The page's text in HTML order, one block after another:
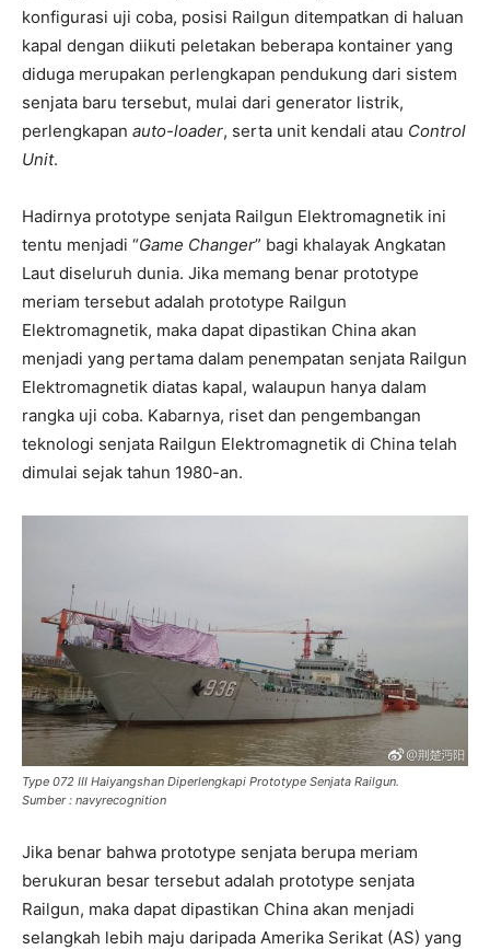
konfigurasi uji coba, posisi Railgun ditempatkan di haluan
kapal dengan diikuti peletakan beberapa kontainer yang
diduga merupakan perlengkapan pendukung dari sistem
senjata baru tersebut, mulai dari generator listrik,
perlengkapan auto-loader, serta unit kendali atau Control
Unit.
Hadirnya prototype senjata Railgun Elektromagnetik ini
tentu menjadi “Game Changer” bagi khalayak Angkatan
Laut diseluruh dunia. Jika memang benar prototype
meriam tersebut adalah prototype Railgun
Elektromagnetik, maka dapat dipastikan China akan
menjadi yang pertama dalam penempatan senjata Railgun
Elektromagnetik diatas kapal, walaupun hanya dalam
rangka uji coba. Kabarnya, riset dan pengembangan
teknologi senjata Railgun Elektromagnetik di China telah
dimulai sejak tahun 1980-an.
Type 072 III Haiyangshan Diperlengkapi Prototype Senjata Railgun.
Sumber : navyrecognition
Jika benar bahwa prototype senjata berupa meriam
berukuran besar tersebut adalah prototype senjata
Railgun, maka dapat dipastikan China akan menjadi
selangkah lebih maju daripada Amerika Serikat (AS) yang